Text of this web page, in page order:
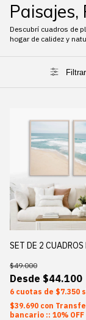
Descubrí cuadros de
hogar de calidez y
Filtrar
SET DE 2
$44.100
$49.000
6 $7.350
$39.690 con
bancario :: 10% OFF